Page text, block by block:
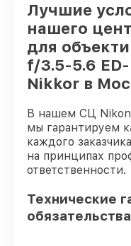
Лучшие
нашего
для
f/3.5-5.6
Nikkor в
В нашем СЦ
мы гарантируем
каждого
на принципах
ответственности.
Технические
обязательства